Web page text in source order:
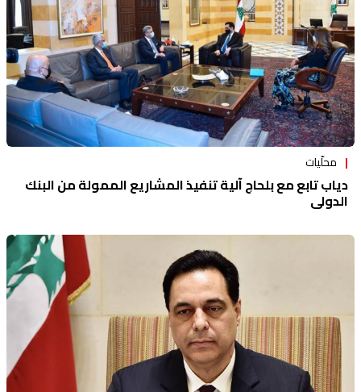
محلّيات
دياب تابع مع بلحاج آلية تنفيذ المشاريع الممولة من البنك
الدولي